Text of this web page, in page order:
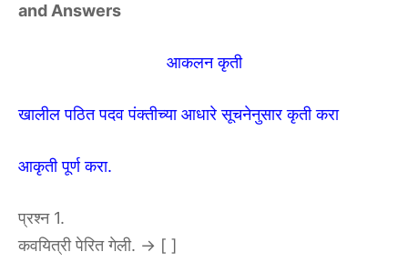
and Answers
आकलन कृती
खालील पठित पदव पंक्तीच्या आधारे सूचनेनुसार कृती करा
आकृती पूर्ण करा.
प्रश्न 1.
कवयित्री पेरित गेली. → [ ]